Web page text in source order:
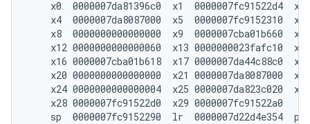
x0  0000007da81396c0  x1  0000007fc91522d4
x4  0000007da8087000  x5  0000007fc9152310
x8  0000000000000000  x9  0000007cba01b660
x12 0000000000000060  x13 0000000023fafc10
x16 0000007cba01b618  x17 0000007da44c88c0
x20 0000000000000000  x21 0000007da8087000
x24 0000000000000004  x25 0000007da823c020
    x28 0000007fc91522d0  x29 0000007fc91522a0
sp  0000007fc9152290  lr  0000007d22d4e354  pc